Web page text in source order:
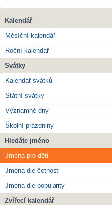
Kalendář
Měsíční kalendář
Roční kalendář
Svátky
Kalendář svátků
Státní svátky
Významné dny
Školní prázdniny
Hledáte jméno
Jména pro děti
Jména dle četnosti
Jména dle popularity
Zvířecí kalendář